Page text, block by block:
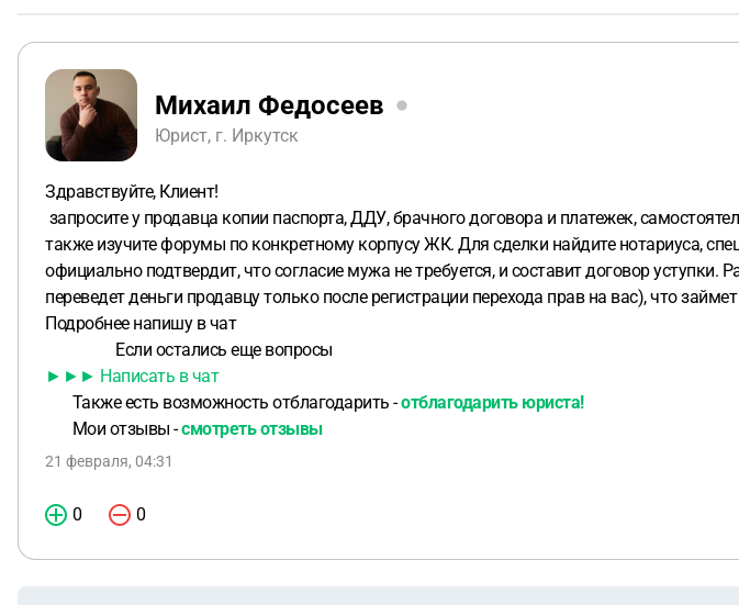
Михаил Федосеев
Юрист, г. Иркутск
Здравствуйте, Клиент!
запросите у продавца копии паспорта, ДДУ, брачного договора и платежек,
также изучите форумы по конкретному корпусу ЖК. Для сделки найдите нотариуса,
официально подтвердит, что согласие мужа не требуется, и составит договор
переведет деньги продавцу только после регистрации перехода прав на вас), что
Подробнее напишу в чат
Если остались еще вопросы
►►► Написать в чат
Также есть возможность отблагодарить -отблагодарить юриста!
Мои отзывы -смотреть отзывы
21 февраля, 04:31
0 0